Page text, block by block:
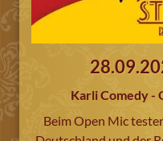
Karli Comedy -
Beim Open Mic